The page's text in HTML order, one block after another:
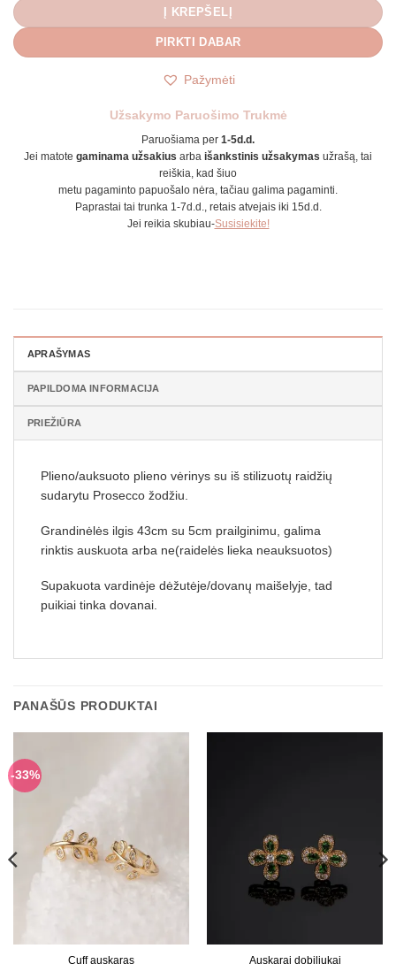
Į KREPŠELĮ
PIRKTI DABAR
Pažymėti
Užsakymo Paruošimo Trukmė
Paruošiama per 1-5d.d.
Jei matote gaminama užsakius arba išankstinis užsakymas užrašą, tai
reiškia, kad šiuo
metu pagaminto papuošalo nėra, tačiau galima pagaminti.
Paprastai tai trunka 1-7d.d., retais atvejais iki 15d.d.
Jei reikia skubiau-Susisiekite!
APRAŠYMAS
PAPILDOMA INFORMACIJA
PRIEŽIŪRA
Plieno/auksuoto plieno vėrinys su iš stilizuotų raidžių
sudarytu Prosecco žodžiu.
Grandinėlės ilgis 43cm su 5cm prailginimu, galima
rinktis auskuota arba ne(raidelės lieka neauksuotos)
Supakuota vardinėje dėžutėje/dovanų maišelyje, tad
puikiai tinka dovanai.
PANAŠŪS PRODUKTAI
-33%
Cuff auskaras Auskarai dobiliukai